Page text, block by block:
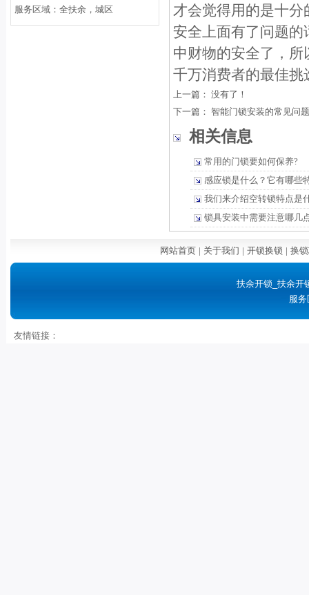
服务区域：全扶余，城区
才会觉得用的是十
安全上面有了问题
中财物的安全了，
千万消费者的最佳挑
上一篇： 没有了！
下一篇： 智能门锁安装的常见问
相关信息
常用的门锁要如何保养?
感应锁是什么？它有哪些
我们来介绍空转锁特点是
锁具安装中需要注意哪几
网站首页 | 关于我们 | 开锁换锁 | 换
扶余开锁_扶余开
服
友情链接：